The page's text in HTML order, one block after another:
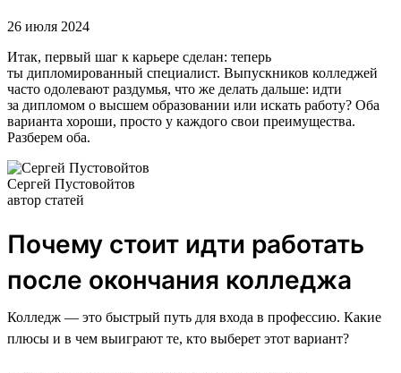
26 июля 2024
Итак, первый шаг к карьере сделан: теперь
ты дипломированный специалист. Выпускников колледжей
часто одолевают раздумья, что же делать дальше: идти
за дипломом о высшем образовании или искать работу? Оба
варианта хороши, просто у каждого свои преимущества.
Разберем оба.
Сергей Пустовойтов
автор статей
Почему стоит идти работать
после окончания колледжа
Колледж — это быстрый путь для входа в профессию. Какие
плюсы и в чем выиграют те, кто выберет этот вариант?